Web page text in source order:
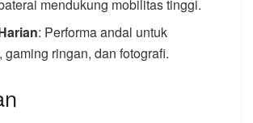
mendukung mobilitas tinggi.
: Performa andal untuk
gaming ringan, dan fotografi.